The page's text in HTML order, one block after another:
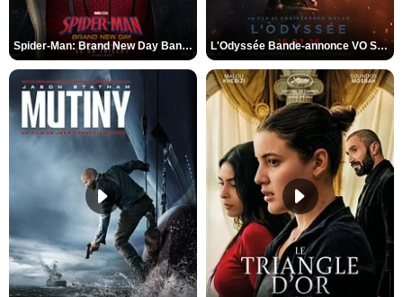
Spider-Man: Brand New Day Bande-annonce VO STFR L'Odyssée Bande-annonce VO STFR